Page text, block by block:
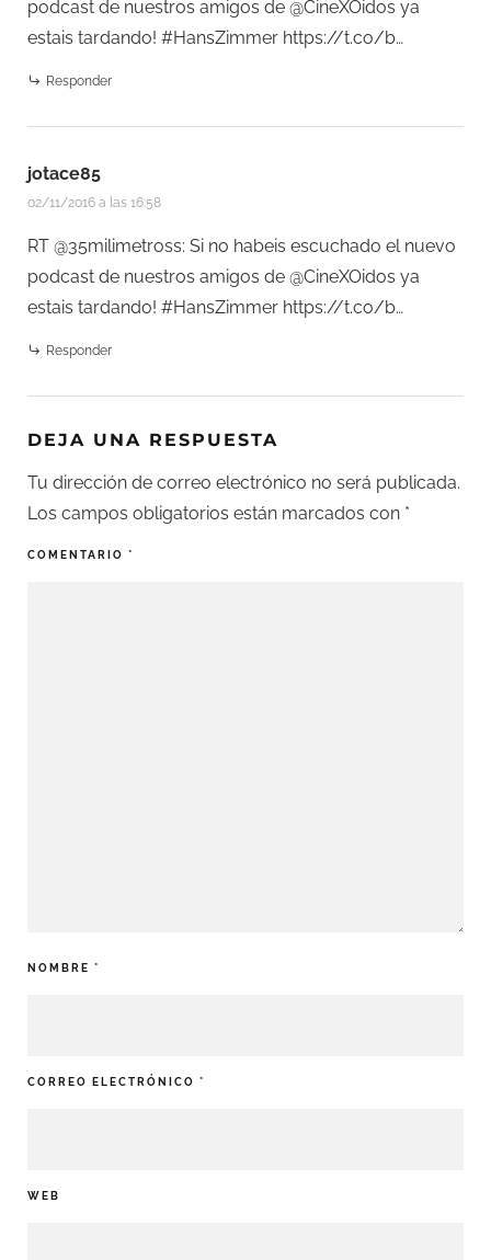
podcast de nuestros amigos de @CineXOidos ya
estais tardando! #HansZimmer https://t.co/b…
Responder
jotace85
02/11/2016 a las 16:58
RT @35milimetross: Si no habeis escuchado el nuevo
podcast de nuestros amigos de @CineXOidos ya
estais tardando! #HansZimmer https://t.co/b…
Responder
DEJA UNA RESPUESTA
Tu dirección de correo electrónico no será publicada.
Los campos obligatorios están marcados con *
COMENTARIO *
NOMBRE *
CORREO ELECTRÓNICO *
WEB